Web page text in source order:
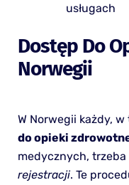
usługach
Dostęp Do
Norwegii
W Norwegii każdy,
do opieki
medycznych,
rejestracji. Te